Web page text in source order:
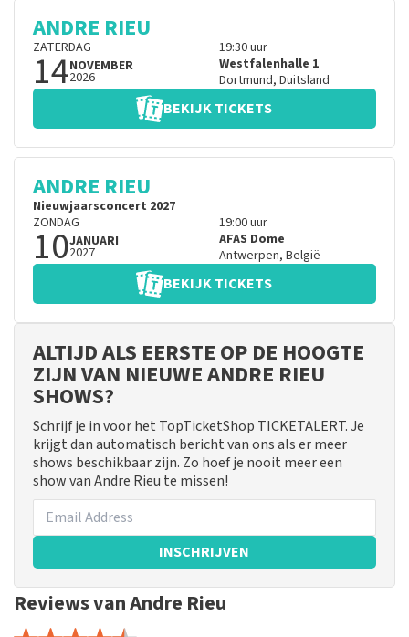
ANDRE RIEU
ZATERDAG
14NOVEMBER
2026
19:30uur
Westfalenhalle 1
Dortmund, Duitsland
BEKIJK TICKETS
ANDRE RIEU
Nieuwjaarsconcert 2027
ZONDAG
10JANUARI
2027
19:00uur
AFAS Dome
Antwerpen, België
BEKIJK TICKETS
ALTIJD ALS EERSTE OP DE HOOGTE
ZIJN VAN NIEUWE ANDRE RIEU
SHOWS?
Schrijf je in voor het TopTicketShop TICKETALERT. Je
krijgt dan automatisch bericht van ons als er meer
shows beschikbaar zijn. Zo hoef je nooit meer een
show van Andre Rieu te missen!
INSCHRIJVEN
Reviews van Andre Rieu